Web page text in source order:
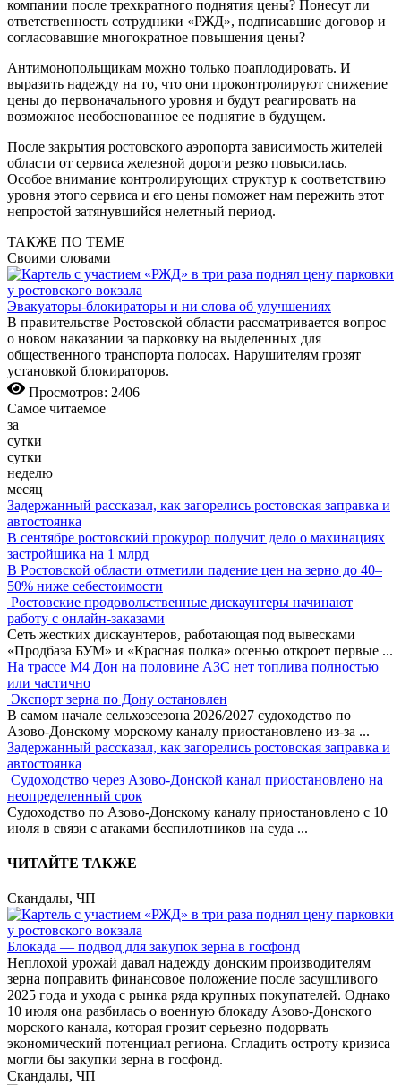
компании после трехкратного поднятия цены? Понесут ли
ответственность сотрудники «РЖД», подписавшие договор и
согласовавшие многократное повышения цены?
Антимонопольщикам можно только поаплодировать. И
выразить надежду на то, что они проконтролируют снижение
цены до первоначального уровня и будут реагировать на
возможное необоснованное ее поднятие в будущем.
После закрытия ростовского аэропорта зависимость жителей
области от сервиса железной дороги резко повысилась.
Особое внимание контролирующих структур к соответствию
уровня этого сервиса и его цены поможет нам пережить этот
непростой затянувшийся нелетный период.
ТАКЖЕ ПО ТЕМЕ
Своими словами
Эвакуаторы-блокираторы и ни слова об улучшениях
В правительстве Ростовской области рассматривается вопрос
о новом наказании за парковку на выделенных для
общественного транспорта полосах. Нарушителям грозят
установкой блокираторов.
Просмотров: 2406
Самое читаемое
за
сутки
сутки
неделю
месяц
Задержанный рассказал, как загорелись ростовская заправка и
автостоянка
В сентябре ростовский прокурор получит дело о махинациях
застройщика на 1 млрд
В Ростовской области отметили падение цен на зерно до 40–
50% ниже себестоимости
Ростовские продовольственные дискаунтеры начинают
работу с онлайн-заказами
Сеть жестких дискаунтеров, работающая под вывесками
«Продбаза БУМ» и «Красная полка» осенью откроет первые ...
На трассе М4 Дон на половине АЗС нет топлива полностью
или частично
Экспорт зерна по Дону остановлен
В самом начале сельхозсезона 2026/2027 судоходство по
Азово-Донскому морскому каналу приостановлено из-за ...
Задержанный рассказал, как загорелись ростовская заправка и
автостоянка
Судоходство через Азово-Донской канал приостановлено на
неопределенный срок
Судоходство по Азово-Донскому каналу приостановлено с 10
июля в связи с атаками беспилотников на суда ...
ЧИТАЙТЕ ТАКЖЕ
Скандалы, ЧП
Блокада — подвод для закупок зерна в госфонд
Неплохой урожай давал надежду донским производителям
зерна поправить финансовое положение после засушливого
2025 года и ухода с рынка ряда крупных покупателей. Однако
10 июля она разбилась о военную блокаду Азово-Донского
морского канала, которая грозит серьезно подорвать
экономический потенциал региона. Сгладить остроту кризиса
могли бы закупки зерна в госфонд.
Скандалы, ЧП